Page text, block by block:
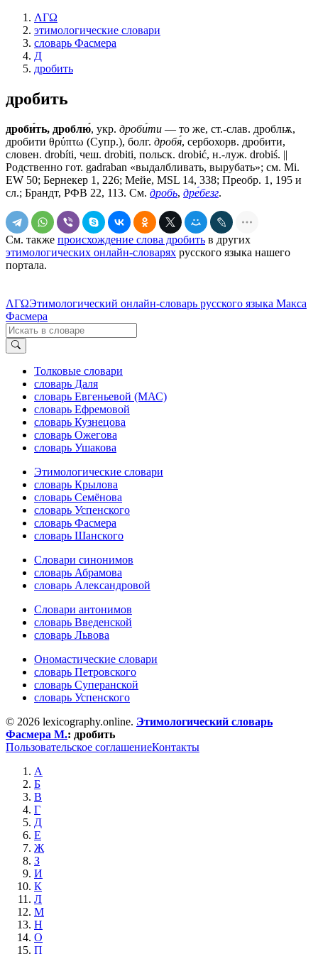
ΛΓΩ
этимологические словари
словарь Фасмера
Д
дробить
дробить
дроби́ть, дроблю́, укр. дроби́ти — то же, ст.-слав. дроблѭ,
дробити θρύπτω (Супр.), болг. дробя́, сербохорв. дро̀бити,
словен. drobíti, чеш. drobiti, польск. drobić, н.-луж. drobiś. ||
Родственно гот. gadraban «выдалбливать, вырубать»; см. Mi.
EW 50; Бернекер 1, 226; Мейе, MSL 14, 338; Преобр. 1, 195 и
сл.; Брандт, РФВ 22, 113. См. дробь, дре́безг.
См. также происхождение слова дробить в других
этимологических онлайн-словарях русского языка нашего
портала.
ΛΓΩЭтимологический онлайн-словарь русского языка Макса
Фасмера
Толковые словари
словарь Даля
словарь Евгеньевой (МАС)
словарь Ефремовой
словарь Кузнецова
словарь Ожегова
словарь Ушакова
Этимологические словари
словарь Крылова
словарь Семёнова
словарь Успенского
словарь Фасмера
словарь Шанского
Словари синонимов
словарь Абрамова
словарь Александровой
Словари антонимов
словарь Введенской
словарь Львова
Ономастические словари
словарь Петровского
словарь Суперанской
словарь Успенского
© 2026 lexicography.online. Этимологический словарь
Фасмера М.: дробить
Пользовательское соглашениеКонтакты
А
Б
В
Г
Д
Е
Ж
З
И
К
Л
М
Н
О
П